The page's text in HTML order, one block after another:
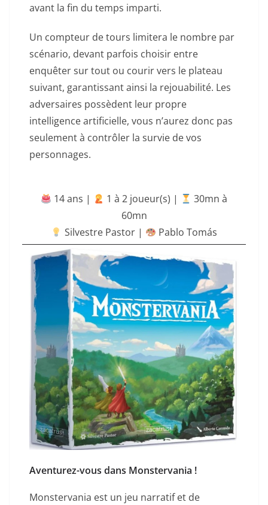
avant la fin du temps imparti.
Un compteur de tours limitera le nombre par
scénario, devant parfois choisir entre
enquêter sur tout ou courir vers le plateau
suivant, garantissant ainsi la rejouabilité. Les
adversaires possèdent leur propre
intelligence artificielle, vous n’aurez donc pas
seulement à contrôler la survie de vos
personnages.
14 ans | ‍ 1 à 2 joueur(s) |
30mn à
60mn
Silvestre Pastor |
Pablo Tomás
Aventurez-vous dans Monstervania !
Monstervania est un jeu narratif et de